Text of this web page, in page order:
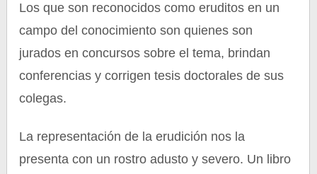
Los que son reconocidos como eruditos en un
campo del conocimiento son quienes son
jurados en concursos sobre el tema, brindan
conferencias y corrigen tesis doctorales de sus
colegas.
La representación de la erudición nos la
presenta con un rostro adusto y severo. Un libro